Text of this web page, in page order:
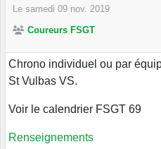
Le samedi 09 nov. 2019
Coureurs FSGT
Chrono individuel ou par
St Vulbas VS.
Voir le calendrier FSGT 69
Renseignements